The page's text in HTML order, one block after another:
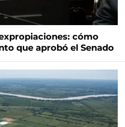
cómo
que aprobó el Senado